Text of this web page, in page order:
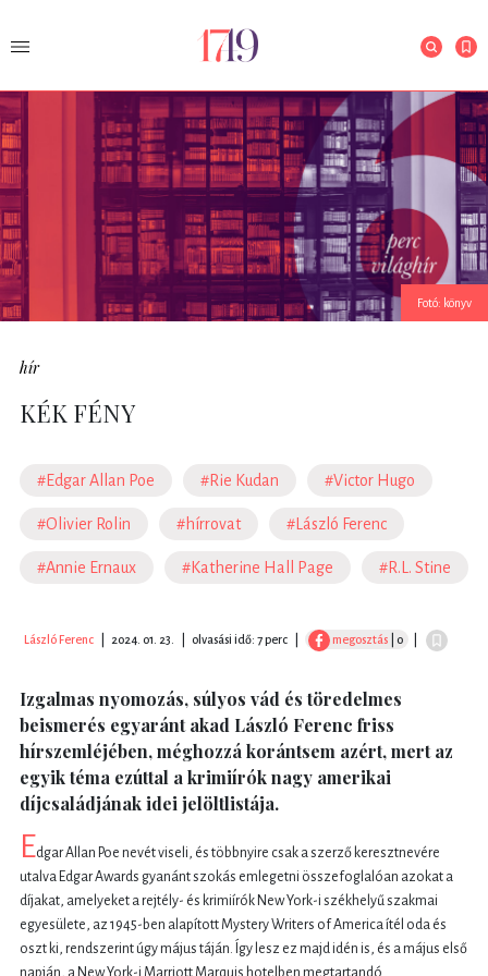
Fotó: könyv
hír
KÉK FÉNY
#Edgar Allan Poe #Rie Kudan #Victor Hugo
#Olivier Rolin #hírrovat #László Ferenc
#Annie Ernaux #Katherine Hall Page #R.L. Stine
László Ferenc 2024. 01. 23. olvasási idő: 7 perc megosztás | 0
Izgalmas nyomozás, súlyos vád és töredelmes
beismerés egyaránt akad László Ferenc friss
hírszemléjében, méghozzá korántsem azért, mert az
egyik téma ezúttal a krimiírók nagy amerikai
díjcsaládjának idei jelöltlistája.
Edgar Allan Poe nevét viseli, és többnyire csak a szerző keresztnevére
utalva Edgar Awards gyanánt szokás emlegetni összefoglalóan azokat a
díjakat, amelyeket a rejtély- és krimiírók New York-i székhelyű szakmai
egyesülete, az 1945-ben alapított Mystery Writers of America ítél oda és
oszt ki, rendszerint úgy május táján. Így lesz ez majd idén is, és a május első